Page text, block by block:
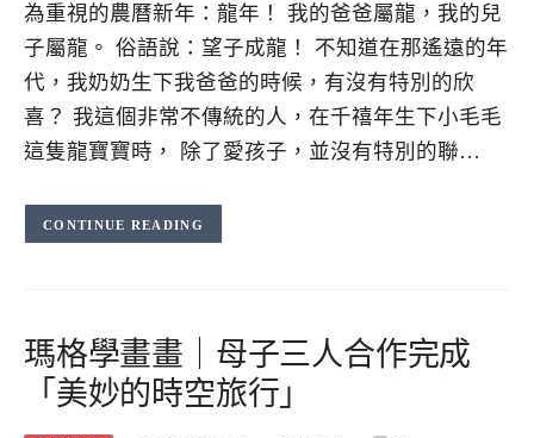
為重視的農曆新年：龍年！ 我的爸爸屬龍，我的兒
子屬龍。 俗語說：望子成龍！ 不知道在那遙遠的年
代，我奶奶生下我爸爸的時候，有沒有特別的欣
喜？ 我這個非常不傳統的人，在千禧年生下小毛毛
這隻龍寶寶時， 除了愛孩子，並沒有特別的聯…
CONTINUE READING
瑪格學畫畫｜母子三人合作完成
「美妙的時空旅行」